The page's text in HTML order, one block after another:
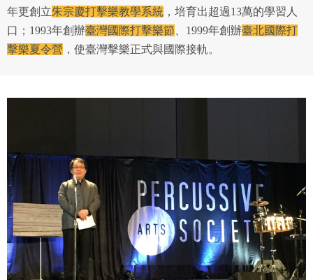
年更創立朱宗慶打擊樂教學系統 ，培育出超過13萬的學習人
口；1993年創辦臺灣國際打擊樂節、1999年創辦臺北國際打
擊樂夏令營 ，使臺灣擊樂正式與國際接軌。